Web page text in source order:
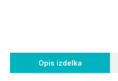
Opis izdelka